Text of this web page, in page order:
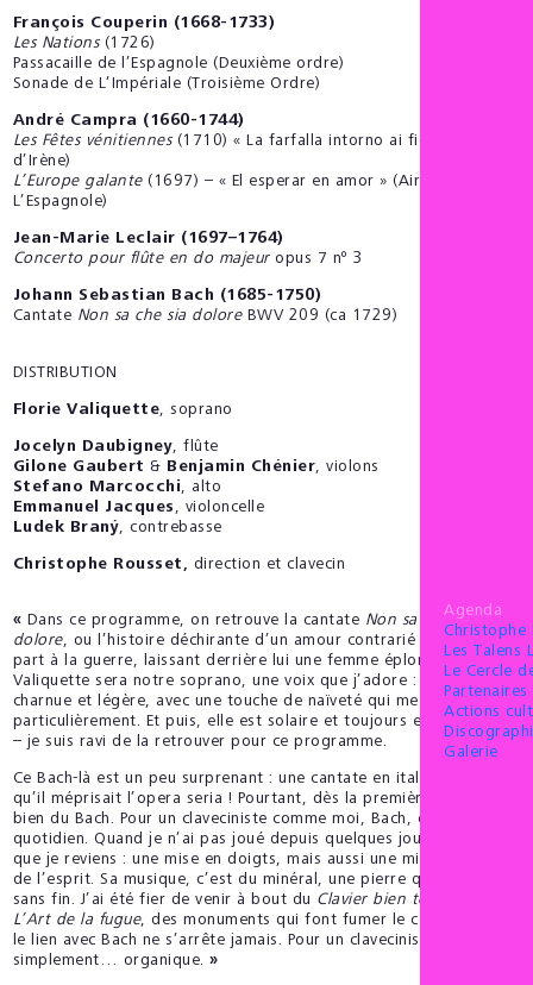
Agenda
Christophe
Les Talens
Le Cercle
Actions
Galerie
François Couperin (1668-1733)
Les Nations(1726)
Passacaille de l’Espagnole (Deuxième ordre)
Sonade de L’Impériale (Troisième Ordre)
André Campra (1660-1744)
Les Fêtes vénitiennes(1710) « La farfalla intorno ai fiori » (air
d’Irène)
L’Europe galante(1697) – « El esperar en amor » (Air de
L’Espagnole)
Jean-Marie Leclair (1697–1764)
Concerto pour flûte en do majeuropus 7 nº 3
Johann Sebastian Bach (1685-1750)
Cantate Non sa che sia doloreBWV 209 (ca 1729)
DISTRIBUTION
Florie Valiquette, soprano
Jocelyn Daubigney, flûte
Gilone Gaubert & Benjamin Chénier, violons
Stefano Marcocchi, alto
Emmanuel Jacques , violoncelle
Ludek Braný, contrebasse
Christophe Rousset, direction et clavecin
« Dans ce programme, on retrouve la cantate Non sa che sia
dolore, ou l’histoire déchirante d’un amour contrarié : un soldat
part à la guerre, laissant derrière lui une femme éplorée. Florie
Valiquette sera notre soprano, une voix que j’adore : à la fois
charnue et légère, avec une touche de naïveté qui me touche
particulièrement. Et puis, elle est solaire et toujours enthousiaste
– je suis ravi de la retrouver pour ce programme.
Ce Bach-là est un peu surprenant : une cantate en italien, alors
qu’il méprisait l’opera seria ! Pourtant, dès la première note, c’est
bien du Bach. Pour un claveciniste comme moi, Bach, c’est mon
quotidien. Quand je n’ai pas joué depuis quelques jours, c’est à lui
que je reviens : une mise en doigts, mais aussi une mise en ordre
de l’esprit. Sa musique, c’est du minéral, une pierre qu’on polit
sans fin. J’ai été fier de venir à bout du Clavier bien tempéré
L’Art de la fugue, des monuments qui font fumer le cerveau ! Mais
le lien avec Bach ne s’arrête jamais. Pour un claveciniste, il est tout
simplement… organique. »